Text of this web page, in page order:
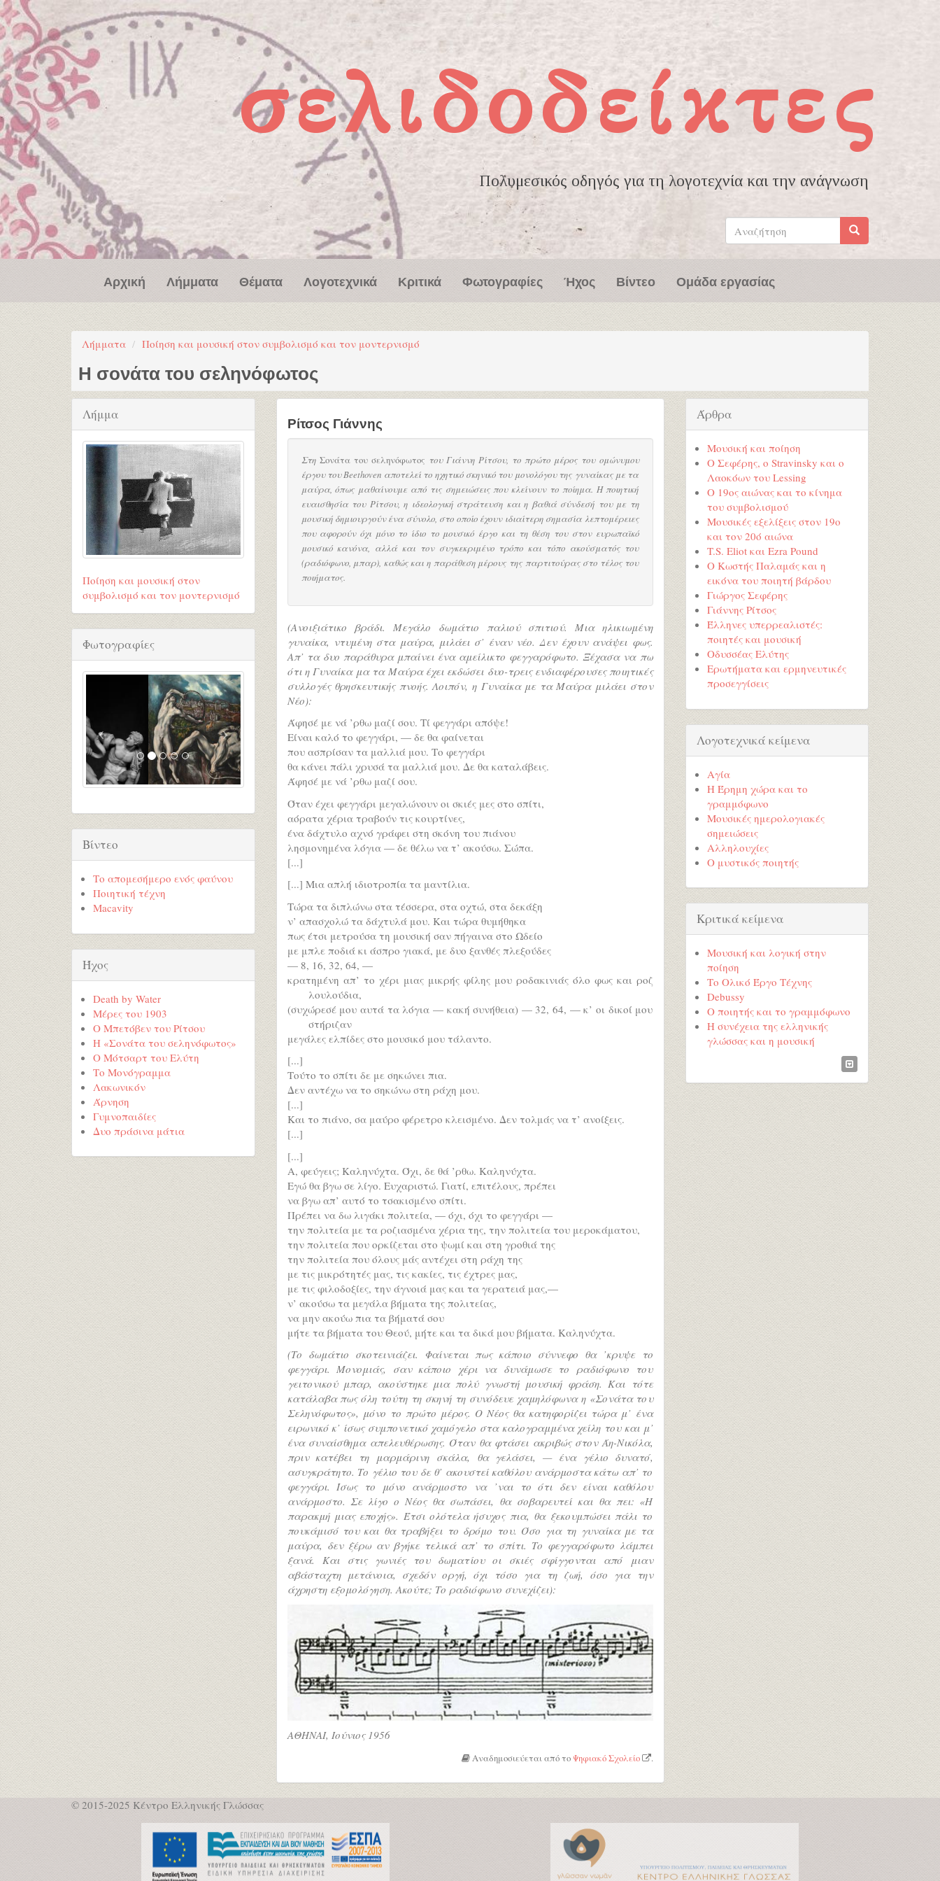
Παράκαμψη προς το κυρίως περιεχόμενο
σελιδοδείκτες
Πολυμεσικός οδηγός για τη λογοτεχνία και την ανάγνωση
Φόρμα
αναζήτησης
Αναζήτηση
Αρχική Λήμματα Θέματα Λογοτεχνικά Κριτικά Φωτογραφίες Ήχος Βίντεο Ομάδα εργασίας
Λήμματα Ποίηση και μουσική στον συμβολισμό και τον μοντερνισμό
Η σονάτα του σεληνόφωτος
Ρίτσος Γιάννης
Στη Σονάτα του σεληνόφωτος του Γιάννη Ρίτσου, το πρώτο μέρος του ομώνυμου
έργου του Beethoven αποτελεί το ηχητικό σκηνικό του μονολόγου της γυναίκας με τα
μαύρα, όπως μαθαίνουμε από τις σημειώσεις που κλείνουν το ποίημα. Η ποιητική
ευαισθησία του Ρίτσου, η ιδεολογική στράτευση και η βαθιά σύνδεσή του με τη
μουσική δημιουργούν ένα σύνολο, στο οποίο έχουν ιδιαίτερη σημασία λεπτομέρειες
που αφορούν όχι μόνο το ίδιο το μουσικό έργο και τη θέση του στον ευρωπαϊκό
μουσικό κανόνα, αλλά και τον συγκεκριμένο τρόπο και τόπο ακούσματός του
(ραδιόφωνο, μπαρ), καθώς και η παράθεση μέρους της παρτιτούρας στο τέλος του
ποιήματος.
(Ανοιξιάτικο βράδι. Μεγάλο δωμάτιο παλιού σπιτιού. Μια ηλικιωμένη
γυναίκα, ντυμένη στα μαύρα, μιλάει σ’ έναν νέο. Δεν έχουν ανάψει φως.
Απ’ τα δυο παράθυρα μπαίνει ένα αμείλικτο φεγγαρόφωτο. Ξέχασα να πω
ότι η Γυναίκα μα τα Μαύρα έχει εκδώσει δυο-τρεις ενδιαφέρουσες ποιητικές
συλλογές θρησκευτικής πνοής. Λοιπόν, η Γυναίκα με τα Μαύρα μιλάει στον
Νέο):
Άφησέ με νά ’ρθω μαζί σου. Τί φεγγάρι απόψε!
Είναι καλό το φεγγάρι, — δε θα φαίνεται
που ασπρίσαν τα μαλλιά μου. Το φεγγάρι
θα κάνει πάλι χρυσά τα μαλλιά μου. Δε θα καταλάβεις.
Άφησέ με νά ’ρθω μαζί σου.
Όταν έχει φεγγάρι μεγαλώνουν οι σκιές μες στο σπίτι,
αόρατα χέρια τραβούν τις κουρτίνες,
ένα δάχτυλο αχνό γράφει στη σκόνη του πιάνου
λησμονημένα λόγια — δε θέλω να τ’ ακούσω. Σώπα.
[...]
[...] Μια απλή ιδιοτροπία τα μαντίλια.
Τώρα τα διπλώνω στα τέσσερα, στα οχτώ, στα δεκάξη
ν’ απασχολώ τα δάχτυλά μου. Και τώρα θυμήθηκα
πως έτσι μετρούσα τη μουσική σαν πήγαινα στο Ωδείο
με μπλε ποδιά κι άσπρο γιακά, με δυο ξανθές πλεξούδες
— 8, 16, 32, 64, —
κρατημένη απ’ το χέρι μιας μικρής φίλης μου ροδακινιάς όλο φως και ροζ
λουλούδια,
(συχώρεσέ μου αυτά τα λόγια — κακή συνήθεια) — 32, 64, — κ’ οι δικοί μου
στήριζαν
μεγάλες ελπίδες στο μουσικό μου τάλαντο.
[...]
Τούτο το σπίτι δε με σηκώνει πια.
Δεν αντέχω να το σηκώνω στη ράχη μου.
[...]
Και το πιάνο, σα μαύρο φέρετρο κλεισμένο. Δεν τολμάς να τ’ ανοίξεις.
[...]
[...]
Α, φεύγεις; Καληνύχτα. Όχι, δε θά ’ρθω. Καληνύχτα.
Εγώ θα βγω σε λίγο. Ευχαριστώ. Γιατί, επιτέλους, πρέπει
να βγω απ’ αυτό το τσακισμένο σπίτι.
Πρέπει να δω λιγάκι πολιτεία, — όχι, όχι το φεγγάρι —
την πολιτεία με τα ροζιασμένα χέρια της, την πολιτεία του μεροκάματου,
την πολιτεία που ορκίζεται στο ψωμί και στη γροθιά της
την πολιτεία που όλους μάς αντέχει στη ράχη της
με τις μικρότητές μας, τις κακίες, τις έχτρες μας,
με τις φιλοδοξίες, την άγνοιά μας και τα γερατειά μας,—
ν’ ακούσω τα μεγάλα βήματα της πολιτείας,
να μην ακούω πια τα βήματά σου
μήτε τα βήματα του Θεού, μήτε και τα δικά μου βήματα. Καληνύχτα.
(Το δωμάτιο σκοτεινιάζει. Φαίνεται πως κάποιο σύννεφο θα ’κρυψε το
φεγγάρι. Μονομιάς, σαν κάποιο χέρι να δυνάμωσε το ραδιόφωνο του
γειτονικού μπαρ, ακούστηκε μια πολύ γνωστή μουσική φράση. Και τότε
κατάλαβα πως όλη τούτη τη σκηνή τη συνόδευε χαμηλόφωνα η «Σονάτα του
Σεληνόφωτος», μόνο το πρώτο μέρος. Ο Νέος θα κατηφορίζει τώρα μ’ ένα
ειρωνικό κ’ ίσως συμπονετικό χαμόγελο στα καλογραμμένα χείλη του και μ’
ένα συναίσθημα απελευθέρωσης. Όταν θα φτάσει ακριβώς στον Άη-Νικόλα,
πριν κατέβει τη μαρμάρινη σκάλα, θα γελάσει, — ένα γέλιο δυνατό,
ασυγκράτητο. Το γέλιο του δε θ’ ακουστεί καθόλου ανάρμοστα κάτω απ’ το
φεγγάρι. Ίσως το μόνο ανάρμοστο να ’ναι το ότι δεν είναι καθόλου
ανάρμοστο. Σε λίγο ο Νέος θα σωπάσει, θα σοβαρευτεί και θα πει: «Η
παρακμή μιας εποχής». Έτσι ολότελα ήσυχος πια, θα ξεκουμπώσει πάλι το
πουκάμισό του και θα τραβήξει το δρόμο του. Όσο για τη γυναίκα με τα
μαύρα, δεν ξέρω αν βγήκε τελικά απ’ το σπίτι. Το φεγγαρόφωτο λάμπει
ξανά. Και στις γωνιές του δωματίου οι σκιές σφίγγονται από μιαν
αβάσταχτη μετάνοια, σχεδόν οργή, όχι τόσο για τη ζωή, όσο για την
άχρηστη εξομολόγηση. Ακούτε; Το ραδιόφωνο συνεχίζει):
ΑΘΗΝΑΙ, Ιούνιος 1956
Αναδημοσιεύεται από τo Ψηφιακό Σχολείο .
Λήμμα
Ποίηση και μουσική στον
συμβολισμό και τον μοντερνισμό
Φωτογραφίες
Βίντεο
Το απομεσήμερο ενός φαύνου
Ποιητική τέχνη
Macavity
Ήχος
Death by Water
Μέρες του 1903
Ο Μπετόβεν του Ρίτσου
Η «Σονάτα του σεληνόφωτος»
Ο Μότσαρτ του Ελύτη
Το Μονόγραμμα
Λακωνικόν
Άρνηση
Γυμνοπαιδίες
Δυο πράσινα μάτια
Άρθρα
Μουσική και ποίηση
Ο Σεφέρης, ο Stravinsky και ο
Λαοκόων του Lessing
Ο 19ος αιώνας και το κίνημα
του συμβολισμού
Μουσικές εξελίξεις στον 19ο
και τον 20ό αιώνα
T.S. Eliot και Ezra Pound
Ο Κωστής Παλαμάς και η
εικόνα του ποιητή βάρδου
Γιώργος Σεφέρης
Γιάννης Ρίτσος
Έλληνες υπερρεαλιστές:
ποιητές και μουσική
Οδυσσέας Ελύτης
Ερωτήματα και ερμηνευτικές
προσεγγίσεις
Λογοτεχνικά κείμενα
Αγία
Η Έρημη χώρα και το
γραμμόφωνο
Μουσικές ημερολογιακές
σημειώσεις
Αλληλουχίες
Ο μυστικός ποιητής
Κριτικά κείμενα
Μουσική και λογική στην
ποίηση
Το Ολικό Έργο Τέχνης
Debussy
Ο ποιητής και το γραμμόφωνο
Η συνέχεια της ελληνικής
γλώσσας και η μουσική
© 2015-2025 Κέντρο Ελληνικής Γλώσσας